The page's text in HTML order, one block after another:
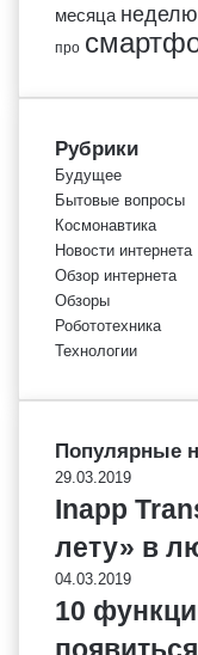
месяца неделю
про
Рубрики
Будущее
Бытовые вопросы
Космонавтика
Новости интернета
Обзор интернета
Обзоры
Робототехника
Технологии
Популярные
29.03.2019
Inapp
лету» в
04.03.2019
10